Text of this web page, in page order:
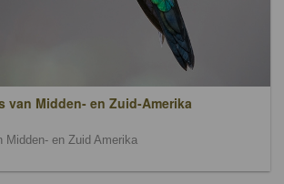
van Midden- en Zuid-Amerika
Midden- en Zuid Amerika